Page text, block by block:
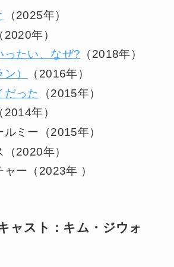
（2025年）
2020年）
ったい、なぜ? （2018年）
）
（2016年）
だった
（2015年）
年）
ミー（2015年）
2020年）
ー（2023年 ）
ャスト：キム・ジウォ